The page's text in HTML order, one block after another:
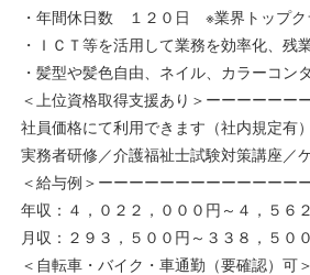
・年間休日数 １２０日 ※業界トップク
・ＩＣＴ等を活用して業務を効率化、残
・髪型や髪色自由、ネイル、カラーコン
＜上位資格取得支援あり＞ーーーーーー
社員価格にて利用できます（社内規定有）
実務者研修／介護福祉士試験対策講座／
＜給与例＞ーーーーーーーーーーーーー
年収：４，０２２，０００円～４，５６
月収：２９３，５００円～３３８，５０
＜自転車・バイク・車通勤（要確認）可